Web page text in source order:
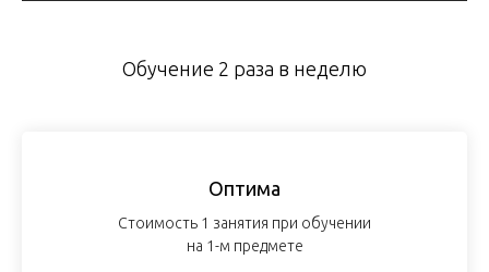
Обучение 2 раза в неделю
Оптима
Стоимость 1 занятия при обучении
на 1-м предмете